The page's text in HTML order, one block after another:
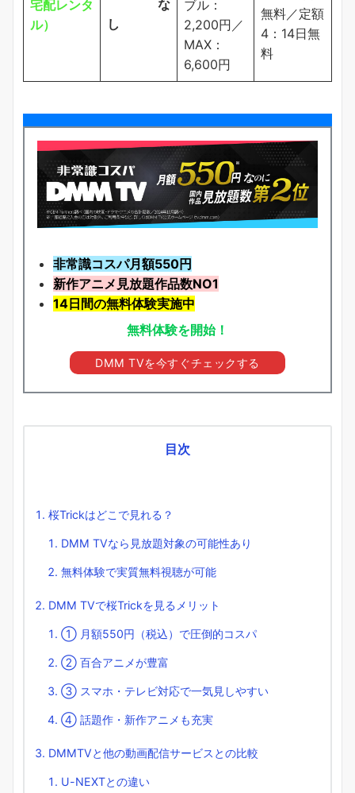
宅配レンタ
ル）
な
し
ブル：
2,200円／
MAX：
6,600円
無料／定額
4：14日無
料
非常識コスパ月額550円
新作アニメ見放題作品数NO1
14日間の無料体験実施中
無料体験を開始！
DMM TVを今すぐチェックする
目次
桜Trickはどこで見れる？
DMM TVなら見放題対象の可能性あり
無料体験で実質無料視聴が可能
DMM TVで桜Trickを見るメリット
① 月額550円（税込）で圧倒的コスパ
② 百合アニメが豊富
③ スマホ・テレビ対応で一気見しやすい
④ 話題作・新作アニメも充実
DMMTVと他の動画配信サービスとの比較
U-NEXTとの違い